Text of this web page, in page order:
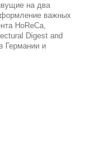
на два
важных
HoReCa,
Digest and
Германии и